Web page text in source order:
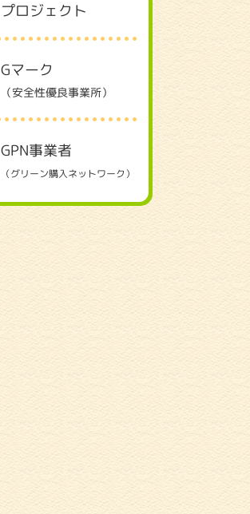
プロジェクト
Gマーク
（安全性優良事業所）
GPN事業者
（グリーン購入ネットワーク）